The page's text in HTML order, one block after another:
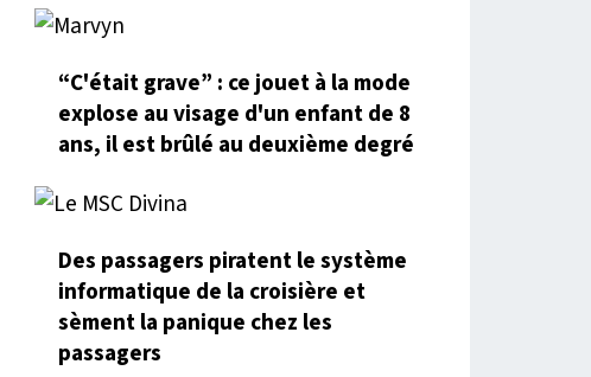
“C'était grave” : ce jouet à la mode
explose au visage d'un enfant de 8
ans, il est brûlé au deuxième degré
Des passagers piratent le système
informatique de la croisière et
sèment la panique chez les
passagers